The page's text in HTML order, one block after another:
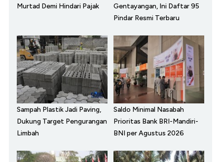
Murtad Demi Hindari Pajak
Gentayangan, Ini Daftar 95
Pindar Resmi Terbaru
Sampah Plastik Jadi Paving,
Dukung Target Pengurangan
Limbah
Saldo Minimal Nasabah
Prioritas Bank BRI-Mandiri-
BNI per Agustus 2026